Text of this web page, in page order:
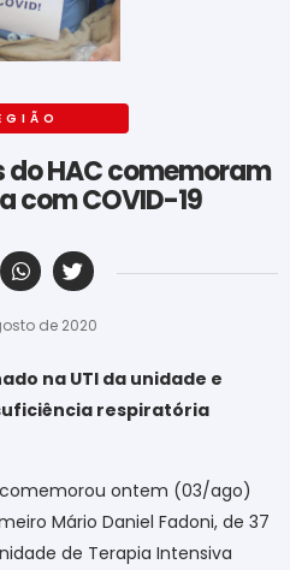
do HAC comemoram
com COVID-19
de 2020
na UTI da unidade e
respiratória
ontem (03/ago)
Mário Daniel Fadoni, de 37
de Terapia Intensiva